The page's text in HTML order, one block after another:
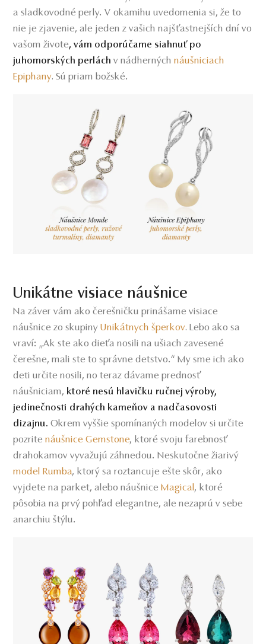
a sladkovodné perly. V okamihu uvedomenia si, že to
nie je zjavenie, ale jeden z vašich najšťastnejších dní vo
vašom živote, vám odporúčame siahnuť po
juhomorských perláchv nádherných náušniciach
Epiphany.Sú priam božské.
Unikátne visiace náušnice
Na záver vám ako čerešničku prinášame visiace
náušnice zo skupiny Unikátnych šperkov. Lebo ako sa
vraví: „Ak ste ako dieťa nosili na ušiach zavesené
čerešne, mali ste to správne detstvo.“ My sme ich ako
deti určite nosili, no teraz dávame prednosť
náušniciam, ktoré nesú hlavičku ručnej výroby,
jedinečnosti drahých kameňov a nadčasovosti
dizajnu. Okrem vyššie spomínaných modelov si určite
pozrite náušnice Gemstone, ktoré svoju farebnosť
drahokamov vyvažujú záhnedou. Neskutočne žiarivý
model Rumba, ktorý sa roztancuje ešte skôr, ako
vyjdete na parket, alebo náušnice Magical, ktoré
pôsobia na prvý pohľad elegantne, ale nezaprú v sebe
anarchiu štýlu.